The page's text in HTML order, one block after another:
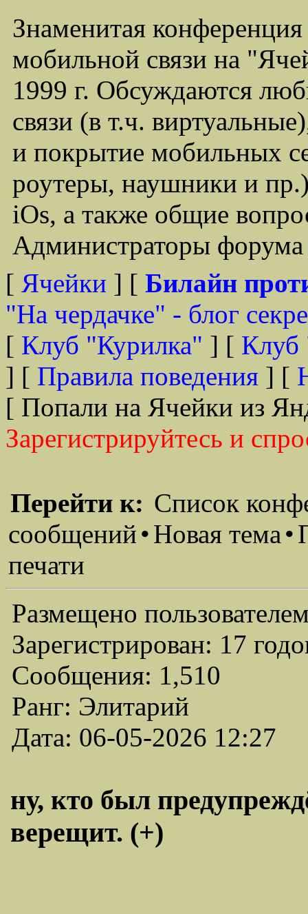
Знаменитая
мобильной связи на
1999 г. Обсуждаются
связи (в т.ч.
и покрытие мобильных
роутеры, наушники и
iOs, а также общие
Администраторы
[ Ячейки ] [ Билайн
"На чердачке" - блог
[ Клуб "Курилка" ] [ Клуб
] [ Правила поведения ] [
[ Попали на Ячейки из
Зарегистрируйтесь и
Перейти к: Список
сообщений•Новая тема•
печати
Размещено
Зарегистрирован: 17
Сообщения: 1,510
Ранг: Элитарий
Дата: 06-05-2026 12:27
ну, кто был
верещит. (+)